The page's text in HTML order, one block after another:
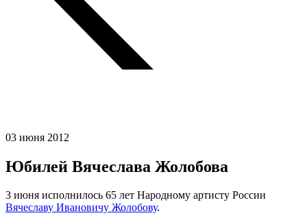
03 июня 2012
Юбилей Вячеслава Жолобова
3 июня исполнилось 65 лет Народному артисту России
Вячеславу Ивановичу Жолобову.